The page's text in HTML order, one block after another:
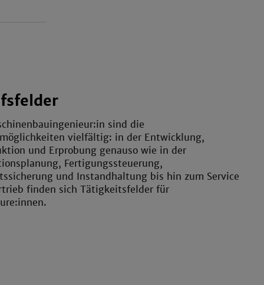
sind die
vielfältig: in der Entwicklung,
und Erprobung genauso wie in der
Fertigungssteuerung,
und Instandhaltung bis hin zum Service
finden sich Tätigkeitsfelder für